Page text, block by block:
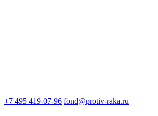
+7 495 419-07-96 fond@protiv-raka.ru